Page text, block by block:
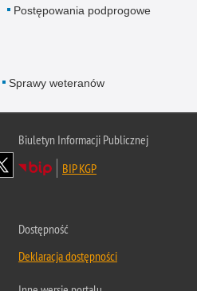
Postępowania podprogowe
Sprawy weteranów
Biuletyn Informacji Publicznej
BIP KGP
Dostępność
Deklaracja dostępności